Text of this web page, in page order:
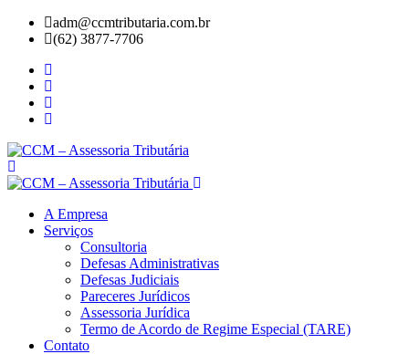
adm@ccmtributaria.com.br
(62) 3877-7706
A Empresa
Serviços
Consultoria
Defesas Administrativas
Defesas Judiciais
Pareceres Jurídicos
Assessoria Jurídica
Termo de Acordo de Regime Especial (TARE)
Contato